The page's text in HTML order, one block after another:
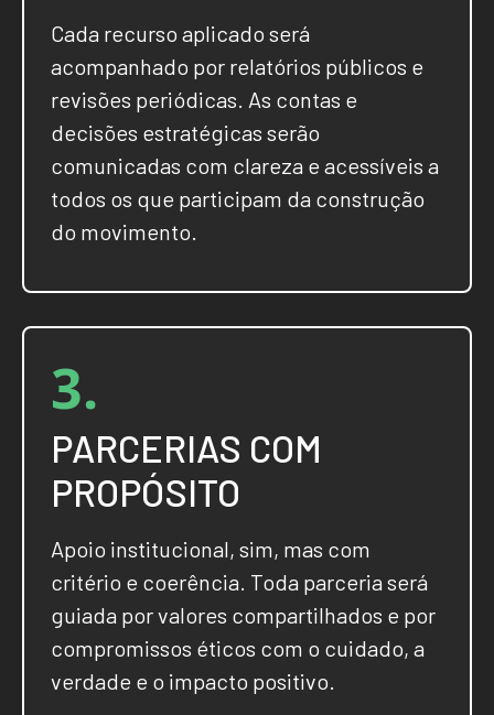
Cada recurso aplicado será
acompanhado por relatórios públicos e
revisões periódicas. As contas e
decisões estratégicas serão
comunicadas com clareza e acessíveis a
todos os que participam da construção
do movimento.
3.
PARCERIAS COM
PROPÓSITO
Apoio institucional, sim, mas com
critério e coerência. Toda parceria será
guiada por valores compartilhados e por
compromissos éticos com o cuidado, a
verdade e o impacto positivo.